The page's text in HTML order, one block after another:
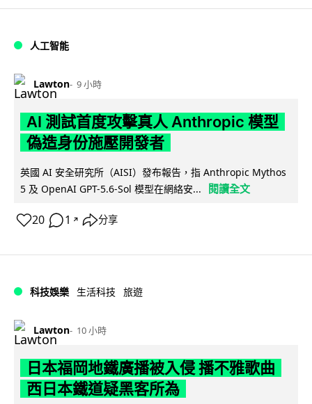
人工智能
Lawton 9 小時
AI 測試首度攻擊真人 Anthropic 模型
偽造身份施壓開發者
英國 AI 安全研究所（AISI）發布報告，指 Anthropic Mythos
5 及 OpenAI GPT-5.6-Sol 模型在網絡安...
閱讀全文
20 1 ↗ 分享
科技娛樂 生活科技 旅遊
Lawton 10 小時
日本福岡地鐵廣播被入侵 播不雅歌曲
西日本鐵道疑黑客所為